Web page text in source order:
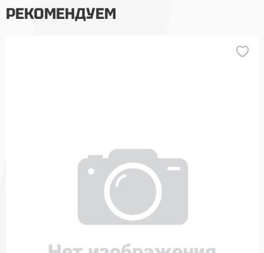
РЕКОМЕНДУЕМ